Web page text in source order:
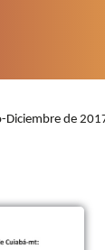
Diciembre de